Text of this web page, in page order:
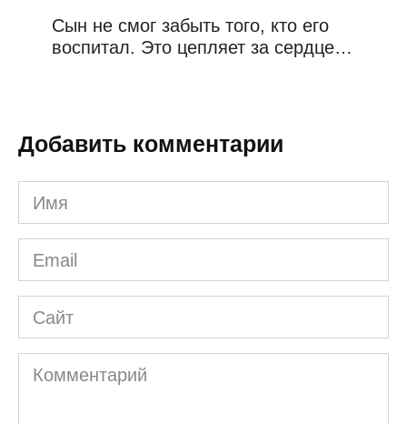
Сын не смог забыть того, кто его
воспитал. Это цепляет за сердце…
Добавить комментарии
Имя
*
Email
*
Сайт
Комментарий